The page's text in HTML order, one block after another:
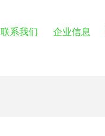
联系我们 企业信息